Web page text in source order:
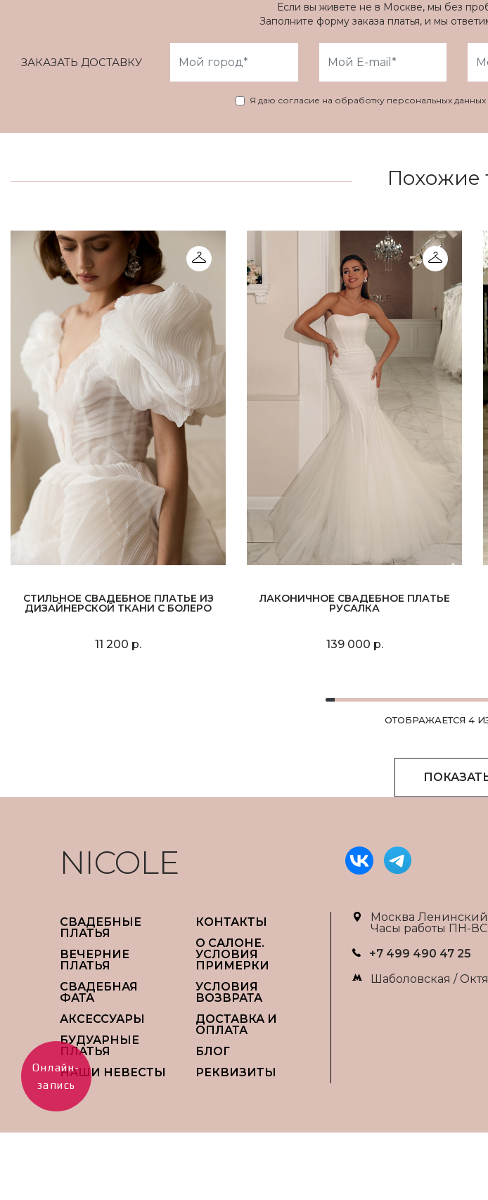
Если вы живете не в Москве, мы без
Заполните форму заказа платья, и мы
ЗАКАЗАТЬ ДОСТАВКУ
Я даю согласие на обработку персональных
Похожие
СТИЛЬНОЕ СВАДЕБНОЕ ПЛАТЬЕ ИЗ
ДИЗАЙНЕРСКОЙ ТКАНИ С БОЛЕРО
11 200 р.
ЛАКОНИЧНОЕ СВАДЕБНОЕ ПЛАТЬЕ
РУСАЛКА
139 000 р.
ОТОБРАЖАЕТСЯ 4
NICOLE
СВАДЕБНЫЕ
ПЛАТЬЯ
ВЕЧЕРНИЕ
ПЛАТЬЯ
СВАДЕБНАЯ
ФАТА
АКСЕССУАРЫ
БУДУАРНЫЕ
ПЛАТЬЯ
НАШИ НЕВЕСТЫ
КОНТАКТЫ
О САЛОНЕ.
УСЛОВИЯ
ПРИМЕРКИ
УСЛОВИЯ
ВОЗВРАТА
ДОСТАВКА И
ОПЛАТА
БЛОГ
РЕКВИЗИТЫ
Москва Ленинский
Часы работы ПН-ВС
+7 499 490 47 25
Шаболовская /
Онлайн-
запись